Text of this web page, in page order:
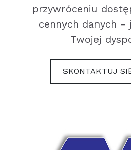
przywróceniu
cennych danych -
Twojej
SKONTAKTUJ